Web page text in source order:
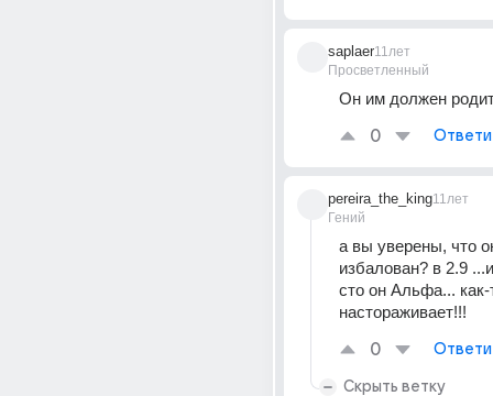
saplaer
Просветленный
11лет
Он им должен
0
pereira_the_king
Гений
11лет
а вы уверены, что
избалован? в 2.9
сто он Альфа... как-
настораживает!!!
0
Скрыть ветку